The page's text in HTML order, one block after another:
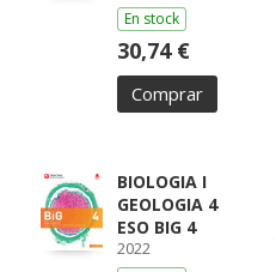
En stock
30,74 €
Comprar
BIOLOGIA I
GEOLOGIA 4
ESO BIG 4
2022